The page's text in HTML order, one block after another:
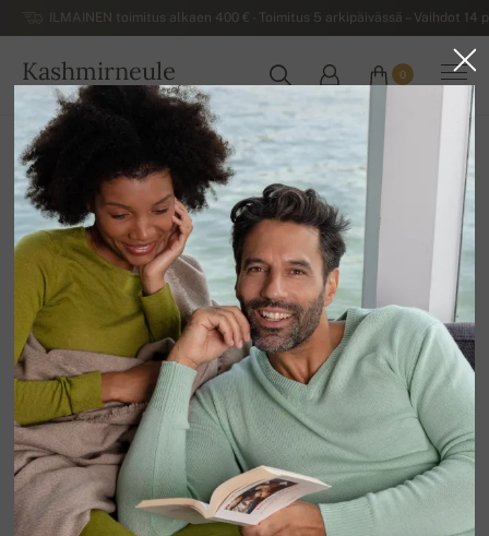
ILMAINEN toimitus alkaen 400 € - Toimitus 5 arkipäivässä – Vaihdot
Kashmirneule
SUOMI
0
Kotiin